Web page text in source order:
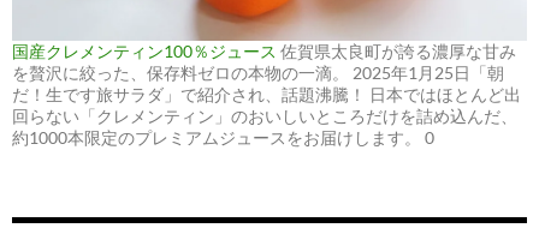
国産クレメンティン100％ジュース 佐賀県太良町が誇る濃厚な甘み
を贅沢に絞った、保存料ゼロの本物の一滴。 2025年1月25日「朝
だ！生です旅サラダ」で紹介され、話題沸騰！ 日本ではほとんど出
回らない「クレメンティン」のおいしいところだけを詰め込んだ、
約1000本限定のプレミアムジュースをお届けします。 0